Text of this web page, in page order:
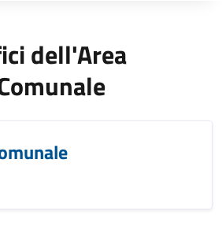
dell'Area